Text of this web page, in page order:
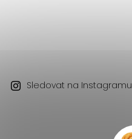
Sledovat na Instagramu